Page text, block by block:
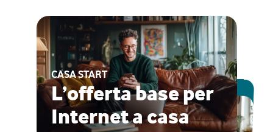
CASA START
L’offerta base per
Internet a casa
ESCLUSIVA ONLINE